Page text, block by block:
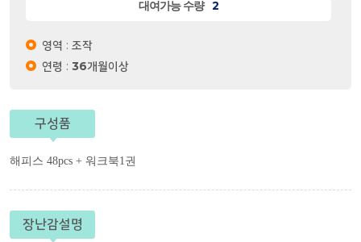
대여가능 수량 2
영역 : 조작
연령 : 36개월이상
구성품
해피스 48pcs + 워크북1권
장난감설명